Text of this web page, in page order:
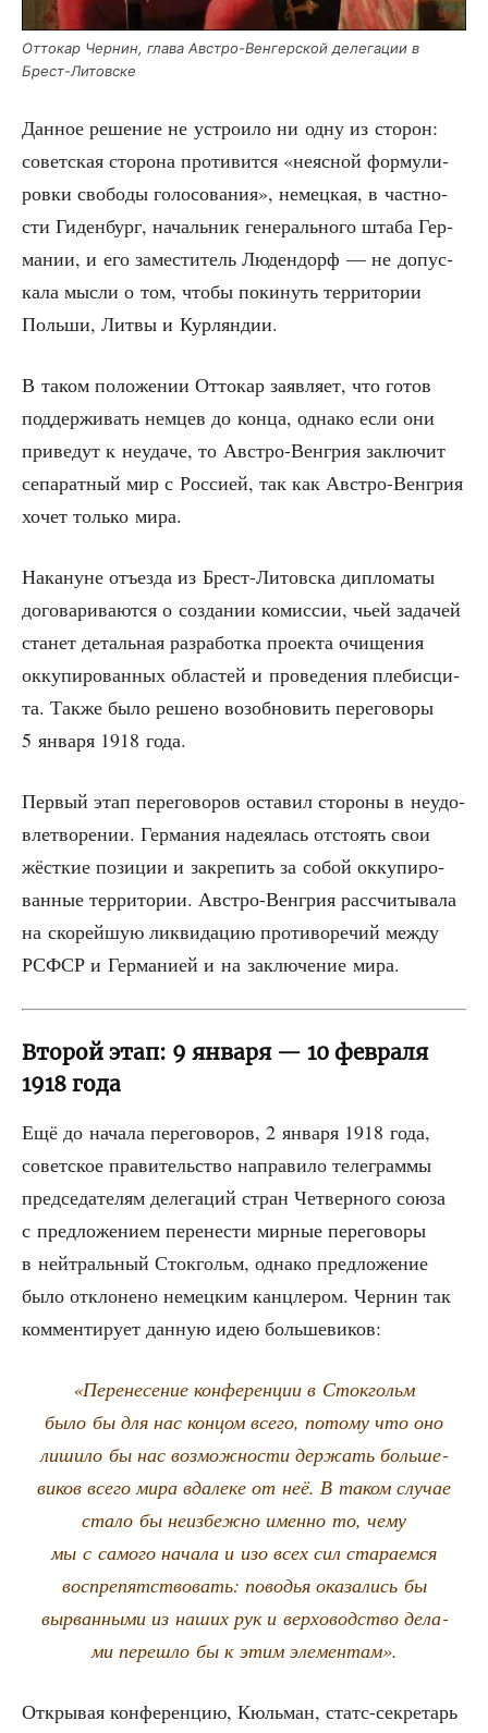
Отто­кар Чер­нин, гла­ва Авст­ро-Вен­гер­ской деле­га­ции в
Брест-Литовске
Дан­ное реше­ние не устро­и­ло ни одну из сто­рон:
совет­ская сто­ро­на про­ти­вит­ся «неяс­ной фор­му­ли­
ров­ки сво­бо­ды голо­со­ва­ния», немец­кая, в част­но­
сти Гиден­бург, началь­ник гене­раль­но­го шта­ба Гер­
ма­нии, и его заме­сти­тель Люден­дорф — не допус­
ка­ла мыс­ли о том, что­бы поки­нуть тер­ри­то­рии
Поль­ши, Лит­вы и Курляндии.
В таком поло­же­нии Отто­кар заяв­ля­ет, что готов
под­дер­жи­вать нем­цев до кон­ца, одна­ко если они
при­ве­дут к неуда­че, то Авст­ро-Вен­грия заклю­чит
сепа­рат­ный мир с Рос­си­ей, так как Авст­ро-Вен­грия
хочет толь­ко мира.
Нака­нуне отъ­ез­да из Брест-Литов­ска дипло­ма­ты
дого­ва­ри­ва­ют­ся о созда­нии комис­сии, чьей зада­чей
ста­нет деталь­ная раз­ра­бот­ка про­ек­та очи­ще­ния
окку­пи­ро­ван­ных обла­стей и про­ве­де­ния пле­бис­ци­
та. Так­же было реше­но воз­об­но­вить пере­го­во­ры
5 янва­ря 1918 года.
Пер­вый этап пере­го­во­ров оста­вил сто­ро­ны в неудо­
вле­тво­ре­нии. Гер­ма­ния наде­я­лась отсто­ять свои
жёст­кие пози­ции и закре­пить за собой окку­пи­ро­
ван­ные тер­ри­то­рии. Авст­ро-Вен­грия рас­счи­ты­ва­ла
на ско­рей­шую лик­ви­да­цию про­ти­во­ре­чий меж­ду
РСФСР и Гер­ма­ни­ей и на заклю­че­ние мира.
Второй этап: 9 января — 10 февраля
1918 года
Ещё до нача­ла пере­го­во­ров, 2 янва­ря 1918 года,
совет­ское пра­ви­тель­ство напра­ви­ло теле­грам­мы
пред­се­да­те­лям деле­га­ций стран Чет­вер­но­го сою­за
с пред­ло­же­ни­ем пере­не­сти мир­ные пере­го­во­ры
в ней­траль­ный Сток­гольм, одна­ко пред­ло­же­ние
было откло­не­но немец­ким канц­ле­ром. Чер­нин так
ком­мен­ти­ру­ет дан­ную идею большевиков:
«Пере­не­се­ние кон­фе­рен­ции в Сток­гольм
было бы для нас кон­цом все­го, пото­му что оно
лиши­ло бы нас воз­мож­но­сти дер­жать боль­ше­
ви­ков все­го мира вда­ле­ке от неё. В таком слу­чае
ста­ло бы неиз­беж­но имен­но то, чему
мы с само­го нача­ла и изо всех сил ста­ра­ем­ся
вос­пре­пят­ство­вать: пово­дья ока­за­лись бы
вырван­ны­ми из наших рук и вер­хо­вод­ство дела­
ми пере­шло бы к этим элементам».
Откры­вая кон­фе­рен­цию, Кюль­ман, статс-сек­ре­тарь